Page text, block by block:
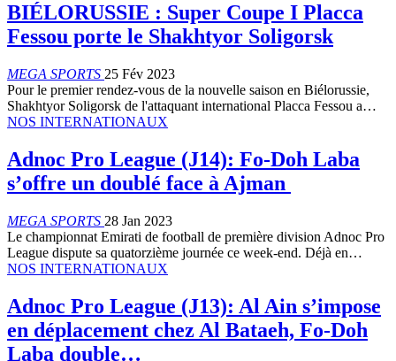
BIÉLORUSSIE : Super Coupe I Placca
Fessou porte le Shakhtyor Soligorsk
MEGA SPORTS 25 Fév 2023
Pour le premier rendez-vous de la nouvelle saison en Biélorussie,
Shakhtyor Soligorsk de l'attaquant international Placca Fessou a…
NOS INTERNATIONAUX
Adnoc Pro League (J14): Fo-Doh Laba
s’offre un doublé face à Ajman
MEGA SPORTS 28 Jan 2023
Le championnat Emirati de football de première division Adnoc Pro
League dispute sa quatorzième journée ce week-end. Déjà en…
NOS INTERNATIONAUX
Adnoc Pro League (J13): Al Ain s’impose
en déplacement chez Al Bataeh, Fo-Doh
Laba double…